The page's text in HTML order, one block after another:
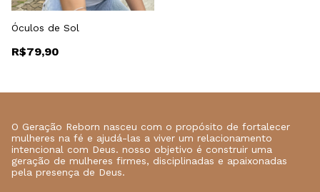
Óculos de Sol
R$79,90
O Geração Reborn nasceu com o propósito de fortalecer
mulheres na fé e ajudá-las a viver um relacionamento
intencional com Deus. nosso objetivo é construir uma
geração de mulheres firmes, disciplinadas e apaixonadas
pela presença de Deus.